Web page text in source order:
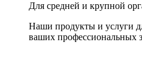
Для средней и крупной
Наши продукты и услуги
ваших профессиональных